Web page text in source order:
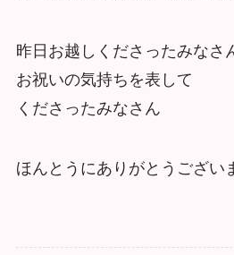
昨日お越しくださったみなさ
お祝いの気持ちを表して
くださったみなさん
ほんとうにありがとうござい